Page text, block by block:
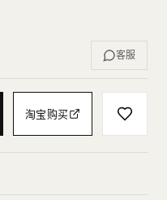
客服
淘宝购买